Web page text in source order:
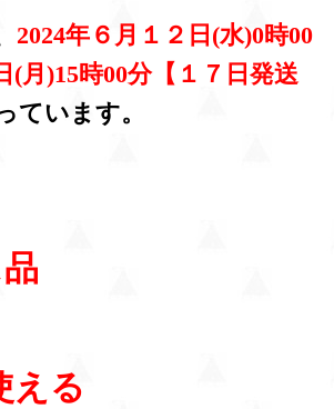
2024年６月１２日(水)0時00
(月)15時00分【１７日発送
ています。
える